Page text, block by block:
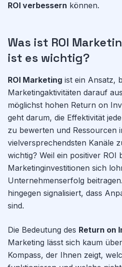
ROI verbessern können.
Was ist ROI
ist es wichtig?
ROI Marketing ist ein Ansatz,
Marketingaktivitäten darauf
möglichst hohen Return on
geht darum, die Effektivität
zu bewerten und Ressourcen
vielversprechendsten Kanäle
wichtig? Weil ein positiver ROI
Marketinginvestitionen sich
Unternehmenserfolg
hingegen signalisiert, dass
sind.
Die Bedeutung des Return on
Marketing lässt sich kaum
Kompass, der Ihnen zeigt,